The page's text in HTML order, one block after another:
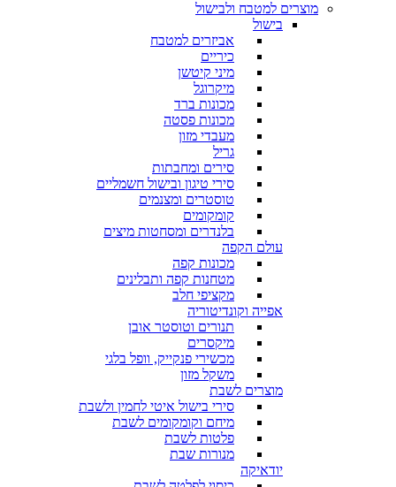
מוצרים למטבח ולבישול
בישול
אביזרים למטבח
כיריים
מיני קיטשן
מיקרוגל
מכונות ברד
מכונות פסטה
מעבדי מזון
גריל
סירים ומחבתות
סירי טיגון ובישול חשמליים
טוסטרים ומצנמים
קומקומים
בלנדרים ומסחטות מיצים
עולם הקפה
מכונות קפה
מטחנות קפה ותבלינים
מקציפי חלב
אפייה וקונדיטוריה
תנורים וטוסטר אובן
מיקסרים
מכשירי פנקייק, וופל בלגי
משקל מזון
מוצרים לשבת
סירי בישול איטי לחמין ולשבת
מיחם וקומקומים לשבת
פלטות לשבת
מנורות שבת
יודאיקה